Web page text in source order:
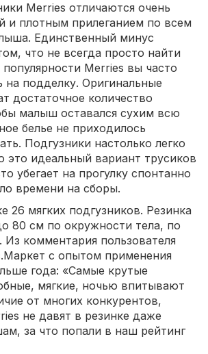
Merries отличаются очень
и плотным прилеганием по всем
Единственный минус
что не всегда просто найти
Merries вы часто
на подделку. Оригинальные
достаточное количество
малыш оставался сухим всю
белье не приходилось
Подгузники настолько легко
это идеальный вариант трусиков
убегает на прогулку спонтанно
времени на сборы.
26 мягких подгузников. Резинка
80 см по окружности тела, по
комментария пользователя
с опытом применения
года: «Самые крутые
мягкие, ночью впитывают
от многих конкурентов,
не давят в резинке даже
за что попали в наш рейтинг